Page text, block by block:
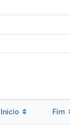
Início Fim